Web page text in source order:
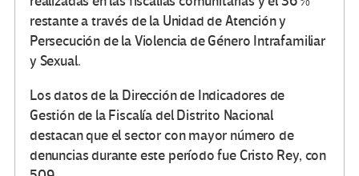
restante a través de la Unidad de Atención y
Persecución de la Violencia de Género Intrafamiliar
y Sexual.
Los datos de la Dirección de Indicadores de
Gestión de la Fiscalía del Distrito Nacional
destacan que el sector con mayor número de
denuncias durante este período fue Cristo Rey, con